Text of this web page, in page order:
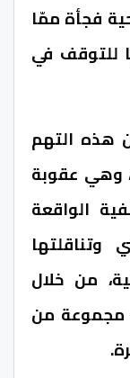
فجأة ممّا
للتوقف في
هذه التهم
إلى 10 سنوات، وهي عقوبة
الواقعة
من خلال
مجموعة من